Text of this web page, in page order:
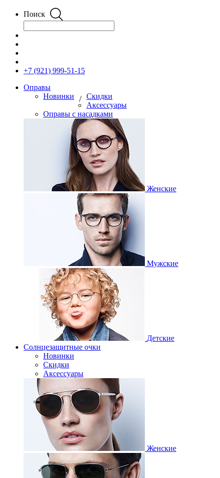
Поиск
+7 (921) 999-51-15
Оправы
Новинки
/ Скидки
Аксессуары
Оправы с насадками
Женские
Мужские
Детские
Солнцезащитные очки
Новинки
Скидки
Аксессуары
Женские